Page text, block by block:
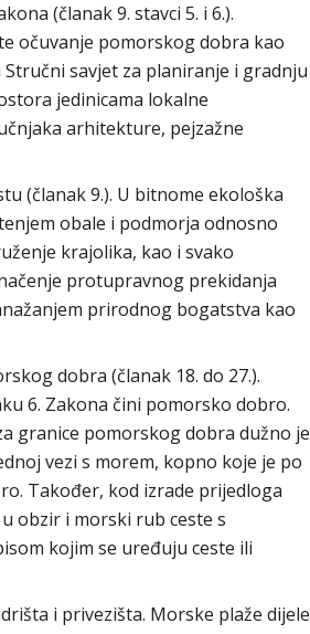
(članak 9. stavci 5. i 6.).
očuvanje pomorskog dobra kao
savjet za planiranje i gradnju
jedinicama lokalne
arhitekture, pejzažne
(članak 9.). U bitnome ekološka
obale i podmorja odnosno
krajolika, kao i svako
protupravnog prekidanja
prirodnog bogatstva kao
dobra (članak 18. do 27.).
6. Zakona čini pomorsko dobro.
granice pomorskog dobra dužno je
vezi s morem, kopno koje je po
Također, kod izrade prijedloga
obzir i morski rub ceste s
kojim se uređuju ceste ili
i privezišta. Morske plaže dijele